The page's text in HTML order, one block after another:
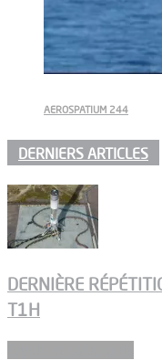
AEROSPATIUM 244
DERNIERS ARTICLES
DERNIÈRE
T1H